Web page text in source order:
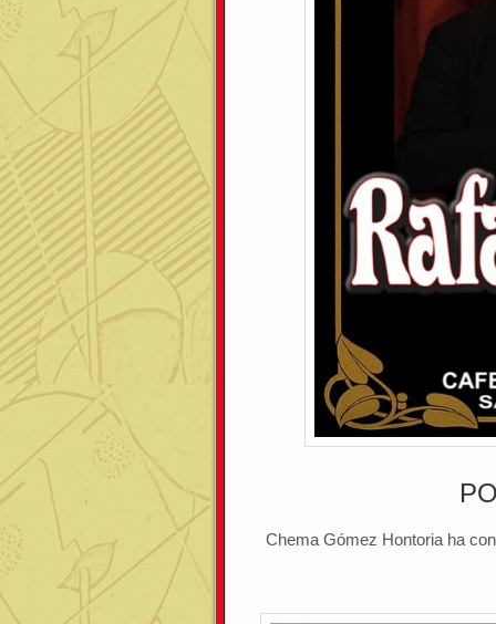
Chema Gómez Hontoria ha